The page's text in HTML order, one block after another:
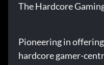
The Hardcore
Pioneering in
hardcore gamer-